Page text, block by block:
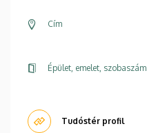
Cím
Épület, emelet, szobaszám
Tudóstér profil